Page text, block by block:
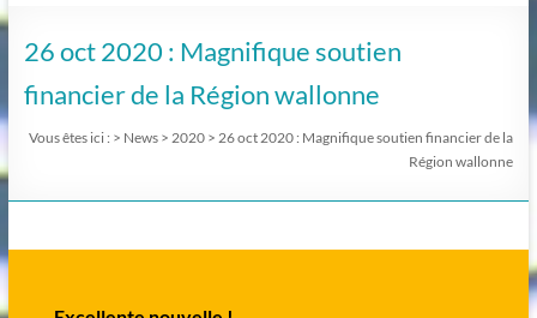
26 oct 2020 : Magnifique soutien
financier de la Région wallonne
Vous êtes ici : > News >2020 >26 oct 2020 : Magnifique soutien financier de la
Région wallonne